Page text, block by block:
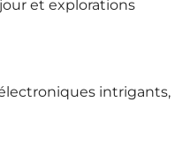
et explorations
intrigants,